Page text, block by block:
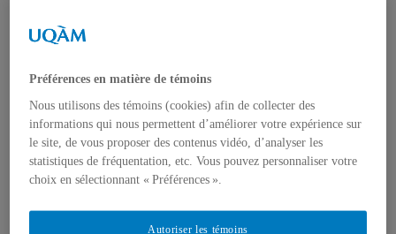
Dans les médias
Balados – Les conférences de l’IEIM
Étudiant-e-s
Emplois, bourses et stages
Formations, simulations et Écoles d’été
Think Tank
Centre de réflexion de l’IEIM
Récentes réalisations
Regards de l’IEIM
Préférences en matière de témoins
Nous utilisons des témoins (cookies) afin de collecter des
informations qui nous permettent d’améliorer votre expérience sur
le site, de vous proposer des contenus vidéo, d’analyser les
statistiques de fréquentation, etc. Vous pouvez personnaliser votre
choix en sélectionnant « Préférences ».
Autoriser les témoins